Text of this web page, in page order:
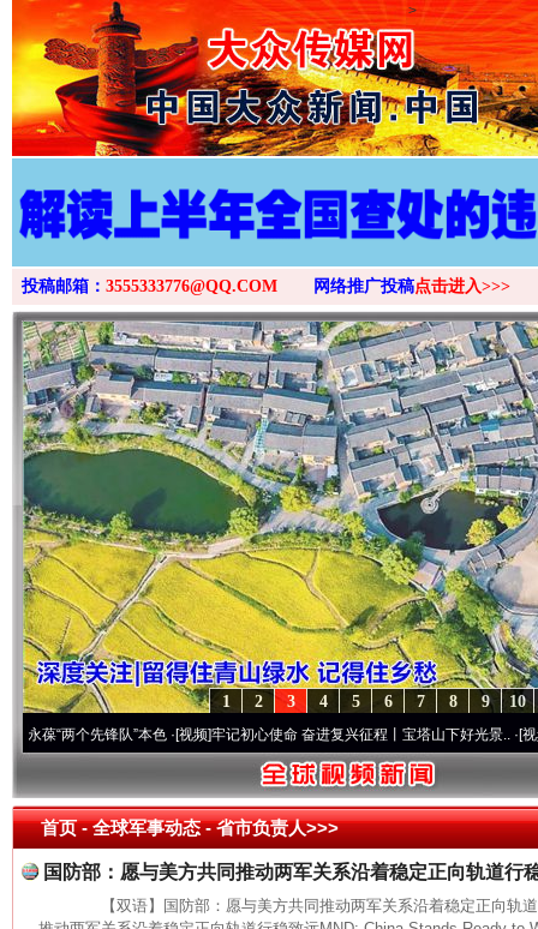
>
投稿邮箱： 3555333776@QQ.COM 网络推广投稿点击进入>>>
10
9
8
7
6
5
4
3
2
1
两个先锋队”本色·[视频]牢记初心使命 奋进复兴征程丨宝塔山下好光景..·[视频]因党
首页- 全球军事动态 -省市负责人>>>
国防部：愿与美方共同推动两军关系沿着稳定正向轨道行
【双语】国防部：愿与美方共同推动两军关系沿着稳定正向轨